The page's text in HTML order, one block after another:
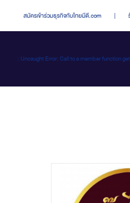
สมัครเข้าร่วมธุรกิจกับไทยมีดี.com |
: Uncaught Error: Call to a member function